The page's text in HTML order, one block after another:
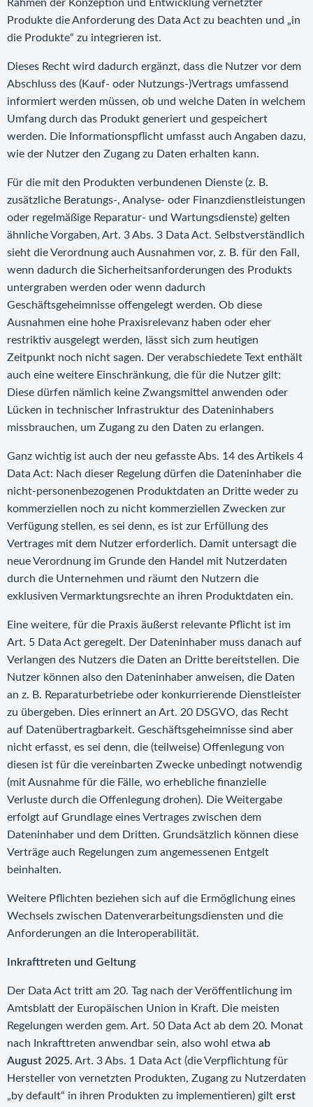
Rahmen der Konzeption und Entwicklung vernetzter
Produkte die Anforderung des Data Act zu beachten und „in
die Produkte“ zu integrieren ist.
Dieses Recht wird dadurch ergänzt, dass die Nutzer vor dem
Abschluss des (Kauf- oder Nutzungs-)Vertrags umfassend
informiert werden müssen, ob und welche Daten in welchem
Umfang durch das Produkt generiert und gespeichert
werden. Die Informationspflicht umfasst auch Angaben dazu,
wie der Nutzer den Zugang zu Daten erhalten kann.
Für die mit den Produkten verbundenen Dienste (z. B.
zusätzliche Beratungs-, Analyse- oder Finanzdienstleistungen
oder regelmäßige Reparatur- und Wartungsdienste) gelten
ähnliche Vorgaben, Art. 3 Abs. 3 Data Act. Selbstverständlich
sieht die Verordnung auch Ausnahmen vor, z. B. für den Fall,
wenn dadurch die Sicherheitsanforderungen des Produkts
untergraben werden oder wenn dadurch
Geschäftsgeheimnisse offengelegt werden. Ob diese
Ausnahmen eine hohe Praxisrelevanz haben oder eher
restriktiv ausgelegt werden, lässt sich zum heutigen
Zeitpunkt noch nicht sagen. Der verabschiedete Text enthält
auch eine weitere Einschränkung, die für die Nutzer gilt:
Diese dürfen nämlich keine Zwangsmittel anwenden oder
Lücken in technischer Infrastruktur des Dateninhabers
missbrauchen, um Zugang zu den Daten zu erlangen.
Ganz wichtig ist auch der neu gefasste Abs. 14 des Artikels 4
Data Act: Nach dieser Regelung dürfen die Dateninhaber die
nicht-personenbezogenen Produktdaten an Dritte weder zu
kommerziellen noch zu nicht kommerziellen Zwecken zur
Verfügung stellen, es sei denn, es ist zur Erfüllung des
Vertrages mit dem Nutzer erforderlich. Damit untersagt die
neue Verordnung im Grunde den Handel mit Nutzerdaten
durch die Unternehmen und räumt den Nutzern die
exklusiven Vermarktungsrechte an ihren Produktdaten ein.
Eine weitere, für die Praxis äußerst relevante Pflicht ist im
Art. 5 Data Act geregelt. Der Dateninhaber muss danach auf
Verlangen des Nutzers die Daten an Dritte bereitstellen. Die
Nutzer können also den Dateninhaber anweisen, die Daten
an z. B. Reparaturbetriebe oder konkurrierende Dienstleister
zu übergeben. Dies erinnert an Art. 20 DSGVO, das Recht
auf Datenübertragbarkeit. Geschäftsgeheimnisse sind aber
nicht erfasst, es sei denn, die (teilweise) Offenlegung von
diesen ist für die vereinbarten Zwecke unbedingt notwendig
(mit Ausnahme für die Fälle, wo erhebliche finanzielle
Verluste durch die Offenlegung drohen). Die Weitergabe
erfolgt auf Grundlage eines Vertrages zwischen dem
Dateninhaber und dem Dritten. Grundsätzlich können diese
Verträge auch Regelungen zum angemessenen Entgelt
beinhalten.
Weitere Pflichten beziehen sich auf die Ermöglichung eines
Wechsels zwischen Datenverarbeitungsdiensten und die
Anforderungen an die Interoperabilität.
Inkrafttreten und Geltung
Der Data Act tritt am 20. Tag nach der Veröffentlichung im
Amtsblatt der Europäischen Union in Kraft. Die meisten
Regelungen werden gem. Art. 50 Data Act ab dem 20. Monat
nach Inkrafttreten anwendbar sein, also wohl etwa ab
August 2025. Art. 3 Abs. 1 Data Act (die Verpflichtung für
Hersteller von vernetzten Produkten, Zugang zu Nutzerdaten
„by default“ in ihren Produkten zu implementieren) gilt erst